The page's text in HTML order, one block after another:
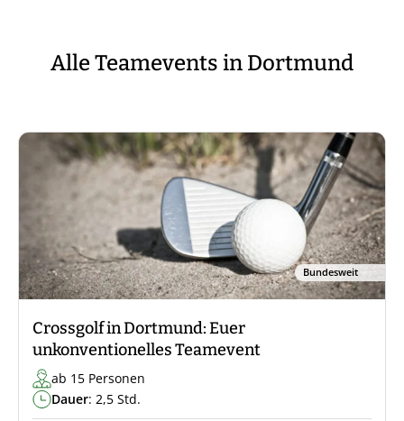
Alle Teamevents in Dortmund
Bundesweit
Crossgolf in Dortmund: Euer
unkonventionelles Teamevent
ab 15 Personen
Dauer: 2,5 Std.